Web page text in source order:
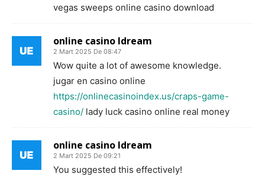
vegas sweeps online casino download
online casino ldream
2 Mart 2025 De 08:47
Wow quite a lot of awesome knowledge.
jugar en casino online
https://onlinecasinoindex.us/craps-game-
casino/ lady luck casino online real money
online casino ldream
2 Mart 2025 De 09:21
You suggested this effectively!